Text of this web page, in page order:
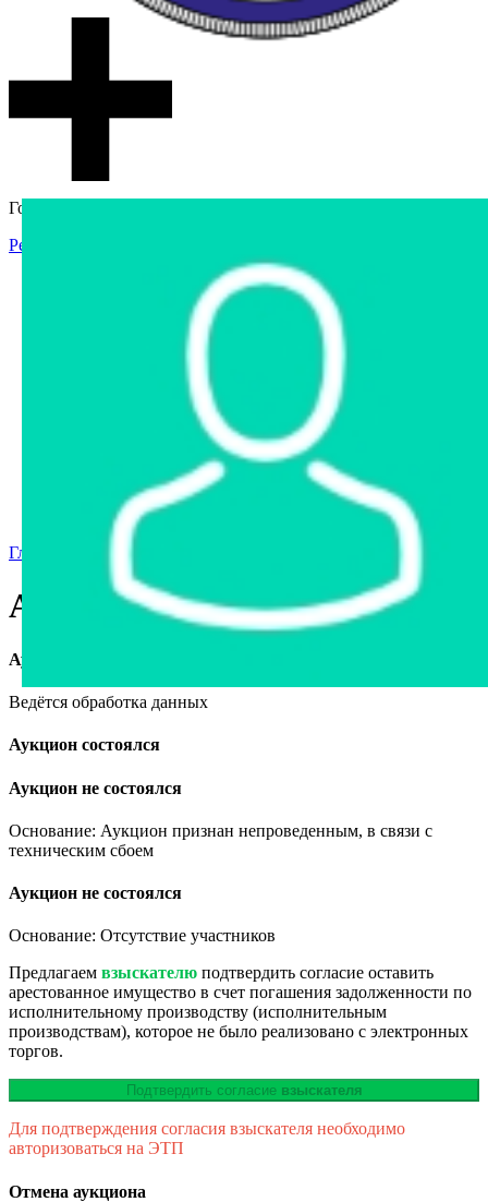
Гостевой доступ
Регистрация
Интернет-магазин
Интернет-витрина
Арестованное имущество
Реестр несостоявшихся торгов
Реестр переоценок
Государственное имущество
Главная страница
Audi 80, 1994
Аукцион завершён
Ведётся обработка данных
Аукцион состоялся
Аукцион не состоялся
Основание: Аукцион признан непроведенным, в связи с
техническим сбоем
Аукцион не состоялся
Основание: Отсутствие участников
Предлагаем взыскателю подтвердить согласие оставить
арестованное имущество в счет погашения задолженности по
исполнительному производству (исполнительным
производствам), которое не было реализовано с электронных
торгов.
Подтвердить согласие взыскателя
Для подтверждения согласия взыскателя необходимо
авторизоваться на ЭТП
Отмена аукциона